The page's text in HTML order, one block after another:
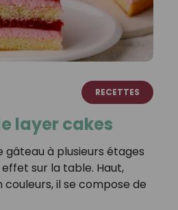
RECETTES
layer cakes
gâteau à plusieurs étages
sur la table. Haut,
il se compose de